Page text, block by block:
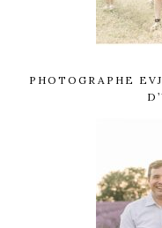
PHOTOGRAPHE